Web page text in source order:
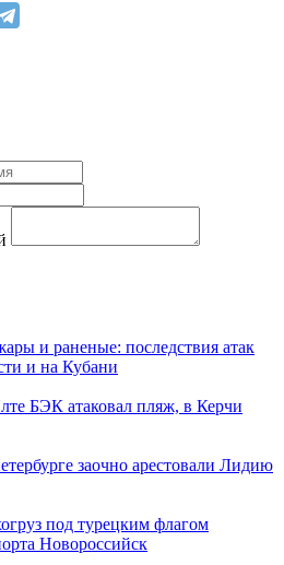
и раненые: последствия атак
и на Кубани
БЭК атаковал пляж, в Керчи
заочно арестовали Лидию
под турецким флагом
Новороссийск